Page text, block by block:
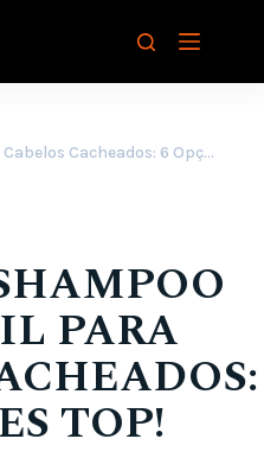
Melhor Shampoo Infantil Para Cabelos Cacheados: 6 Opções Top!
PARA
TOP!